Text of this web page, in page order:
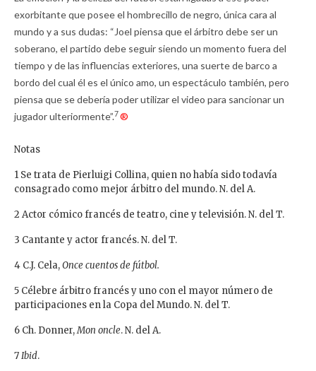
exorbitante que posee el hombrecillo de negro, única cara al
mundo y a sus dudas: “Joel piensa que el árbitro debe ser un
soberano, el partido debe seguir siendo un momento fuera del
tiempo y de las influencias exteriores, una suerte de barco a
bordo del cual él es el único amo, un espectáculo también, pero
piensa que se debería poder utilizar el video para sancionar un
jugador ulteriormente”.7®
Notas
1 Se trata de Pierluigi Collina, quien no había sido todavía
consagrado como mejor árbitro del mundo. N. del A.
2 Actor cómico francés de teatro, cine y televisión. N. del T.
3 Cantante y actor francés. N. del T.
4 C.J. Cela,Once cuentos de fútbol.
5 Célebre árbitro francés y uno con el mayor número de
participaciones en la Copa del Mundo. N. del T.
6 Ch. Donner,Mon oncle. N. del A.
7Ibid.